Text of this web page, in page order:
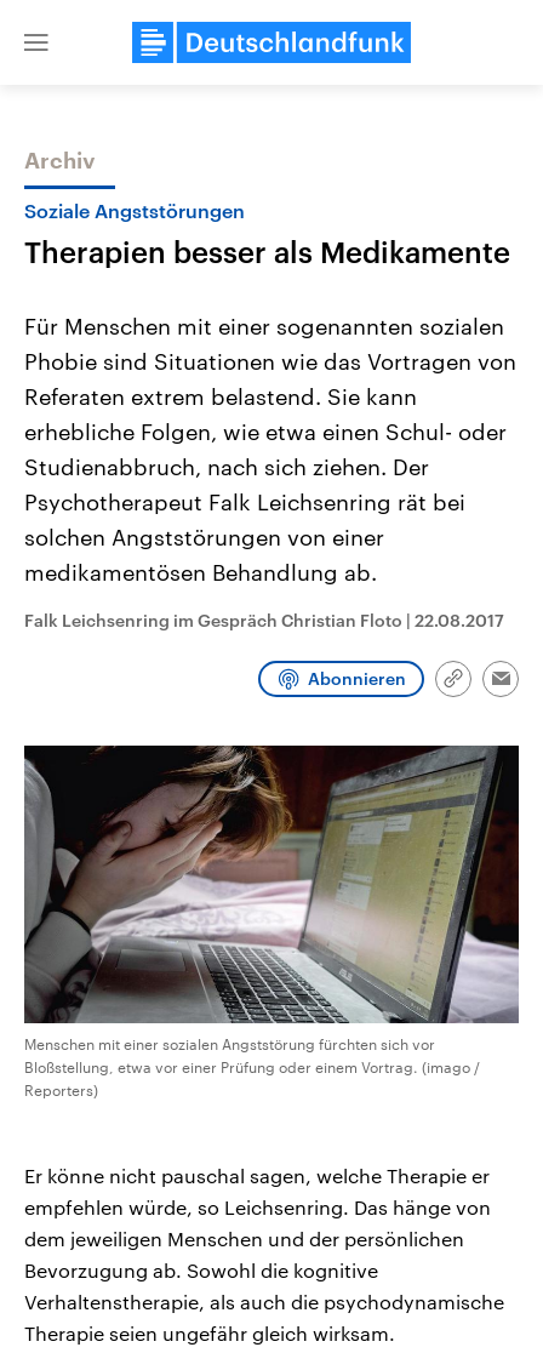
Close
Themen
Landtagswahl Sachsen-Anhalt
2026
Alle Informationen
Sachsen-Anhalt wählt am 6.
September 2026 einen neuen
Landtag. Seit 2021 wird das
Bundesland von einer Koalition aus
Umfragen, Prognosen,
und Hintergründe zu den Parteien
und Kandidaten der anstehenden
USA
Aktuelle Beiträge,
Hintergründe
Wirtschaftlich und
gehören die Vereinigten
den mächtigsten Ländern
mit großem Einfluss auf
Sendungen Programm Podcasts
Archiv
Soziale Angststörungen
Therapien besser als Medikamente
Für Menschen mit einer sogenannten sozialen
Phobie sind Situationen wie das Vortragen von
Referaten extrem belastend. Sie kann
erhebliche Folgen, wie etwa einen Schul- oder
Studienabbruch, nach sich ziehen. Der
Psychotherapeut Falk Leichsenring rät bei
solchen Angststörungen von einer
medikamentösen Behandlung ab.
Falk Leichsenring im Gespräch Christian Floto | 22.08.2017
Abonnieren
Link
Menschen mit einer sozialen Angststörung fürchten sich vor
Bloßstellung, etwa vor einer Prüfung oder einem Vortrag. (imago /
Reporters)
Er könne nicht pauschal sagen, welche Therapie er
empfehlen würde, so Leichsenring. Das hänge von
dem jeweiligen Menschen und der persönlichen
Bevorzugung ab. Sowohl die kognitive
Verhaltenstherapie, als auch die psychodynamische
Therapie seien ungefähr gleich wirksam.